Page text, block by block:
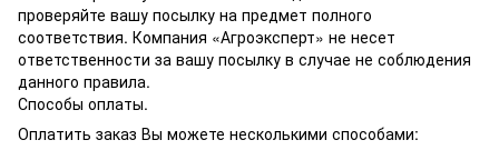
проверяйте вашу посылку на предмет полного
соответствия. Компания «Агроэксперт» не несет
ответственности за вашу посылку в случае не соблюдения
данного правила.
Способы оплаты.
Оплатить заказ Вы можете несколькими способами: